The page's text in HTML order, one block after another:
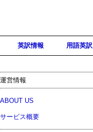
英訳情報 用語英訳
ゲーム
運営情報
ABOUT US
サービス概要